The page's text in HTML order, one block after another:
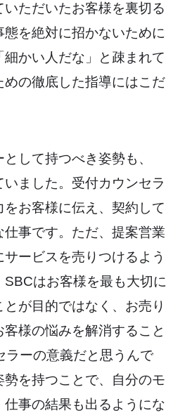
ただいたお客様を裏切る
を絶対に招かないために
かい人だな」と疎まれて
めの徹底した指導にはこだ
して持つべき姿勢も、
ました。受付カウンセラ
お客様に伝え、契約して
事です。ただ、提案営業
ービスを売りつけるよう
はお客様を最も大切に
が目的ではなく、お売り
様の悩みを解消すること
ラーの意義だと思うんで
を持つことで、自分のモ
事の結果も出るようにな